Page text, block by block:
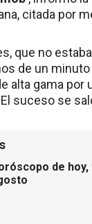
citada por
que no
de un
alta gama por
suceso se
de